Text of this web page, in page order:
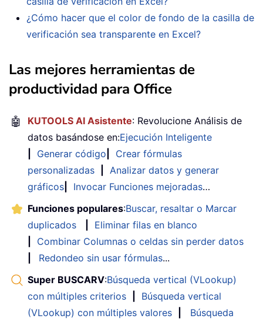
¿Cómo hacer que el color de fondo de la casilla de
verificación sea transparente en Excel?
Las mejores herramientas de
productividad para Office
🤖 KUTOOLS AI Asistente: Revolucione Análisis de
datos basándose en:Ejecución Inteligente
Generar código
Crear fórmulas
personalizadas
Analizar datos y generar
gráficos
Invocar Funciones mejoradas…
Funciones populares:Buscar, resaltar o Marcar
duplicados
Eliminar filas en blanco
Combinar Columnas o celdas sin perder datos
Redondeo sin usar fórmulas...
Super BUSCARV:Búsqueda vertical (VLookup)
con múltiples criterios
Búsqueda vertical
(VLookup) con múltiples valores
Búsqueda